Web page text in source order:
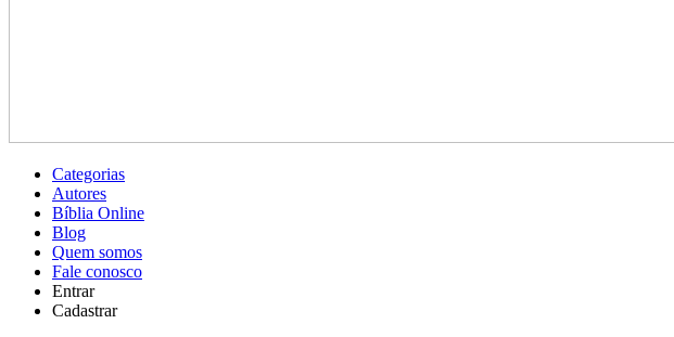
Categorias
Autores
Bíblia Online
Blog
Quem somos
Fale conosco
Entrar
Cadastrar